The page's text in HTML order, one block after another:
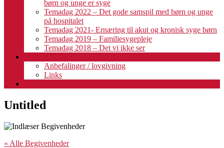
børn og unge er syge
Temadag 2022 – Det gode samspil med børn og unge
på hospitalet
Temadag 2021- Ernæring til akut og kronisk syge børn
Temadag 2019 – Familiesygepleje
Temadag 2018 – Det vi ikke ser
Anbefalinger / lovgivning
Links
Untitled
« Alle Begivenheder